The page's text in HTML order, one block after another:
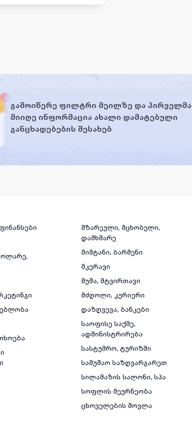
გამოიწერე ფილტრი მეილზე და პირველმა
მიიღე ინფორმაცია ახალი დამატებული
განცხადებების შესახებ
მზარეული, მცხობელი,
დამხმარე
მიმტანი, ბარმენი
მკერავი
მუშა, მტვირთავი
მძღოლი, კურიერი
დაზღვევა, ბანკები
საოფისე საქმე,
ადმინისტრირება
სასტუმრო, ტურიზმი
სამუშაო საზღვარგარეთ
სილამაზის სალონი, სპა
სოფლის მეურნეობა
ცხოველების მოვლა